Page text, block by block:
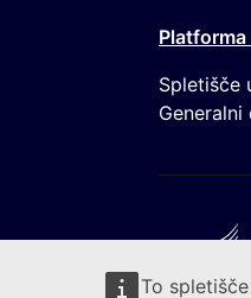
To
Spletišče